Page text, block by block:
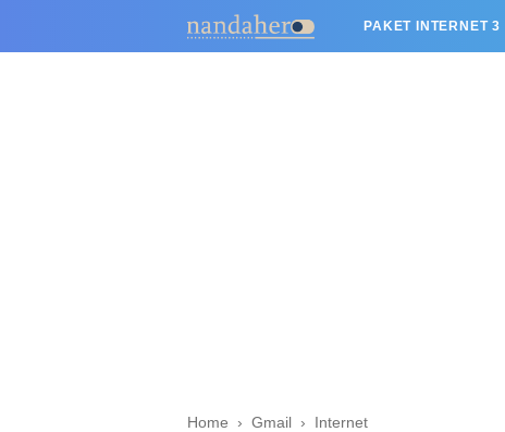
PAKET INTERNET 3
Home › Gmail › Internet